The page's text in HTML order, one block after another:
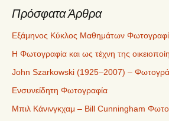
Πρόσφατα Άρθρα
Εξάμηνος Κύκλος Μαθημάτων
Η Φωτογραφία και ως τέχνη της
John Szarkowski (1925–2007) –
Ενσυνείδητη Φωτογραφία
Μπιλ Κάνινγκχαμ – Bill Cunningham